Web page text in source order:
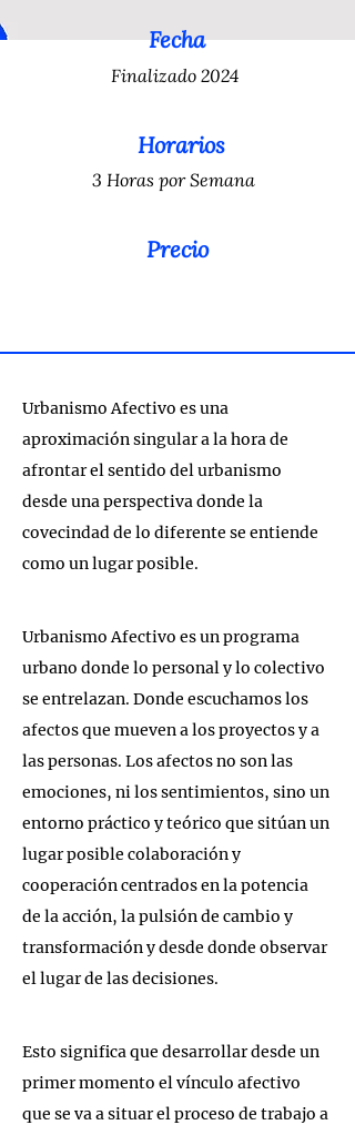
Fecha
Finalizado 2024
Horarios
3 Horas por Semana
Precio
Urbanismo Afectivo es una
aproximación singular a la hora de
afrontar el sentido del urbanismo
desde una perspectiva donde la
covecindad de lo diferente se entiende
como un lugar posible.
Urbanismo Afectivo es un programa
urbano donde lo personal y lo colectivo
se entrelazan. Donde escuchamos los
afectos que mueven a los proyectos y a
las personas. Los afectos no son las
emociones, ni los sentimientos, sino un
entorno práctico y teórico que sitúan un
lugar posible colaboración y
cooperación centrados en la potencia
de la acción, la pulsión de cambio y
transformación y desde donde observar
el lugar de las decisiones.
Esto significa que desarrollar desde un
primer momento el vínculo afectivo
que se va a situar el proceso de trabajo a